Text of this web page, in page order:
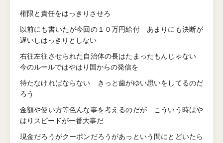
権限と責任をはっきりさせろ
以前にも書いたが今回の１０万円給付 あまりにも決断が
遅いしはっきりとしない
右往左往させられた自治体の長はたまったもんじゃない
今のルールではやはり国からの発信を
待たなければならない きっと歯がゆい思いをしてるのだ
ろう
金額や使い方等色んな事を考えるのだが こういう時はや
はりスピードが一番大事だ
現金だろうがクーポンだろうがあっという間にとどいたら